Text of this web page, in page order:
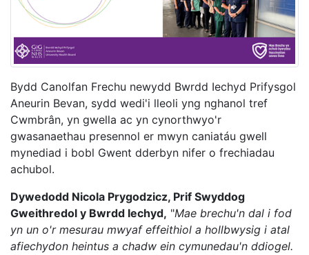
Bydd Canolfan Frechu newydd Bwrdd Iechyd Prifysgol
Aneurin Bevan, sydd wedi'i lleoli yng nghanol tref
Cwmbrân, yn gwella ac yn cynorthwyo'r
gwasanaethau presennol er mwyn caniatáu gwell
mynediad i bobl Gwent dderbyn nifer o frechiadau
achubol.
Dywedodd Nicola Prygodzicz, Prif Swyddog
Gweithredol y Bwrdd Iechyd, "Mae brechu'n dal i fod
yn un o'r mesurau mwyaf effeithiol a hollbwysig i atal
afiechydon heintus a chadw ein cymunedau'n ddiogel.